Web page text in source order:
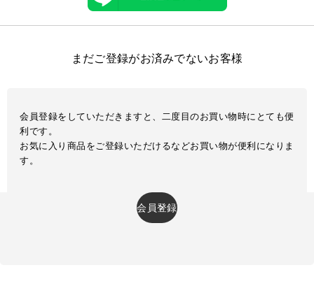
まだご登録がお済みでないお客様
会員登録をしていただきますと、二度目のお買い物時にとても便
利です。
お気に入り商品をご登録いただけるなどお買い物が便利になりま
す。
会員登録